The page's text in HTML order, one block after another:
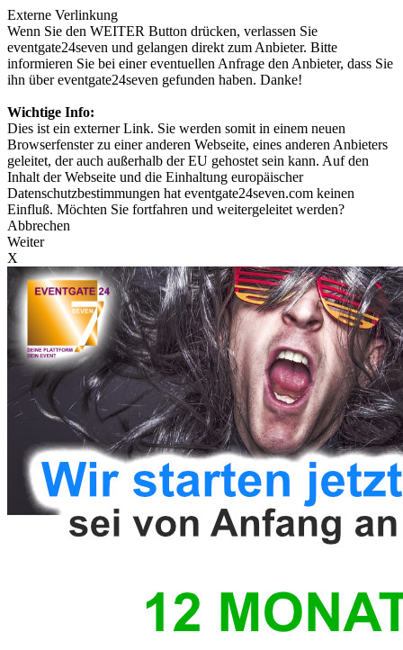
Externe Verlinkung
Wenn Sie den WEITER Button drücken, verlassen Sie
eventgate24seven und gelangen direkt zum Anbieter. Bitte
informieren Sie bei einer eventuellen Anfrage den Anbieter, dass Sie
ihn über eventgate24seven gefunden haben. Danke!
Wichtige Info:
Dies ist ein externer Link. Sie werden somit in einem neuen
Browserfenster zu einer anderen Webseite, eines anderen Anbieters
geleitet, der auch außerhalb der EU gehostet sein kann. Auf den
Inhalt der Webseite und die Einhaltung europäischer
Datenschutzbestimmungen hat eventgate24seven.com keinen
Einfluß. Möchten Sie fortfahren und weitergeleitet werden?
Abbrechen
Weiter
X